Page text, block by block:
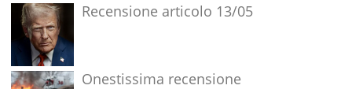
Recensione articolo 13/05
Onestissima recensione